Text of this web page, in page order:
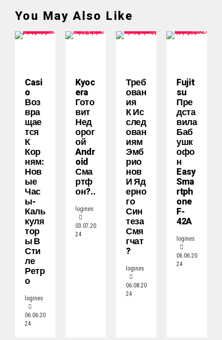
You May Also Like
Casi
O
Воз
Вра
Щае
Тся
К
Кор
Ням:
Нов
Ые
Час
Ы-
Каль
Куля
Тор
Ы В
Сти
Ле
Ретр
О
logines
06.06.20
24
Kyoc
Era
Гото
Вит
Нед
Орог
Ой
Andr
Oid
Сма
Ртф
Он?..
logines
03.07.20
24
Треб
Ован
Ия
К Ис
След
Ован
Иям
Эмб
Рио
Нов
И Яд
Ерно
Го
Син
Теза
Смя
Гчат
?
logines
06.08.20
24
Fujit
Su
Пре
Дста
Вила
Баб
Ушк
Офо
Н
Easy
Sma
Rtph
One
F-
42A
logines
06.06.20
24